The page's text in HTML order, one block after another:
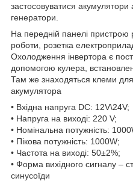
застосовуватися акумулятори
генератори.
На передній панелі пристрою
роботи, розетка
Охолодження інвертора є
допомогою кулера,
Там же знаходяться клеми
акумулятора
• Вхідна напруга DC: 12V\24V;
• Напруга на виході: 220 V;
• Номінальна потужність:
• Пікова потужність: 1000W;
• Частота на виході: 50±2%;
• Форма вихідного сигналу –
синусоїди